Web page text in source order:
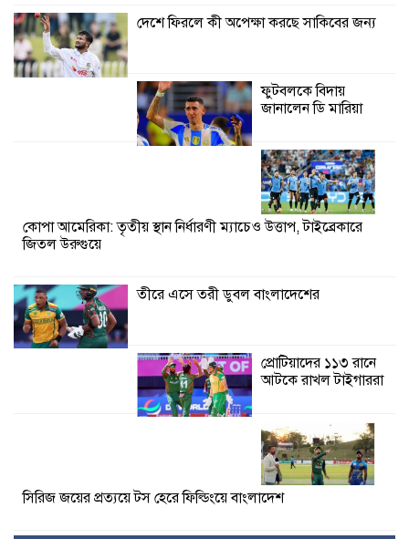
দেশে ফিরলে কী অপেক্ষা করছে সাকিবের জন্য
ফুটবলকে বিদায়
জানালেন ডি মারিয়া
কোপা আমেরিকা: তৃতীয় স্থান নির্ধারণী ম্যাচেও উত্তাপ, টাইব্রেকারে
জিতল উরুগুয়ে
তীরে এসে তরী ডুবল বাংলাদেশের
প্রোটিয়াদের ১১৩ রানে
আটকে রাখল টাইগাররা
সিরিজ জয়ের প্রত্যয়ে টস হেরে ফিল্ডিংয়ে বাংলাদেশ